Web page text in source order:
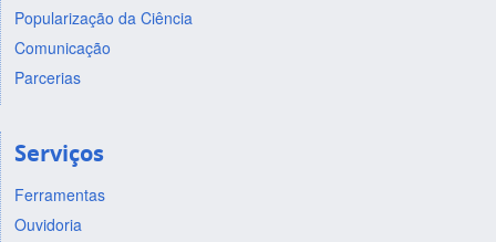
Popularização da Ciência
Comunicação
Parcerias
Serviços
Ferramentas
Ouvidoria